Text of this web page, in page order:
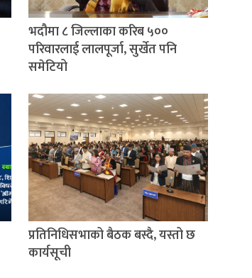
भदौमा ८ जिल्लाका करिब ५००
परिवारलाई लालपूर्जा, सुर्खेत पनि
समेटियो
प्रतिनिधिसभाको बैठक बस्दै, यस्तो छ
कार्यसूची